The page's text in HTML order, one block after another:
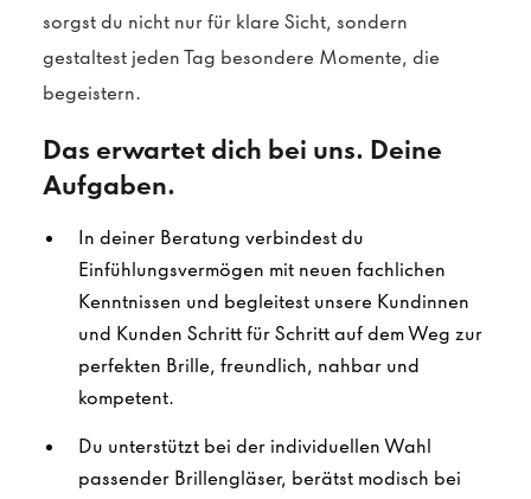
sorgst du nicht nur für klare Sicht, sondern
gestaltest jeden Tag besondere Momente, die
begeistern.
Das erwartet dich bei uns. Deine
Aufgaben.
In deiner Beratung verbindest du
Einfühlungsvermögen mit neuen fachlichen
Kenntnissen und begleitest unsere Kundinnen
und Kunden Schritt für Schritt auf dem Weg zur
perfekten Brille, freundlich, nahbar und
kompetent.
Du unterstützt bei der individuellen Wahl
passender Brillengläser, berätst modisch bei